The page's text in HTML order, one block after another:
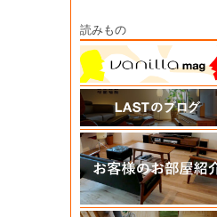
読みもの